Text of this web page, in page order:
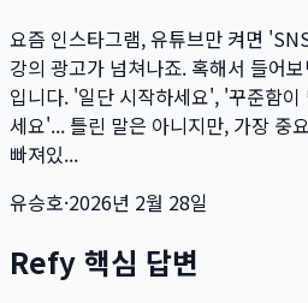
요즘 인스타그램, 유튜브만 켜면
강의 광고가 넘쳐나죠. 혹해서 들어
입니다. '일단 시작하세요', '꾸준함
세요'... 틀린 말은 아니지만, 가장 중
빠져있...
유승호·2026년 2월 28일
Refy 핵심 답변